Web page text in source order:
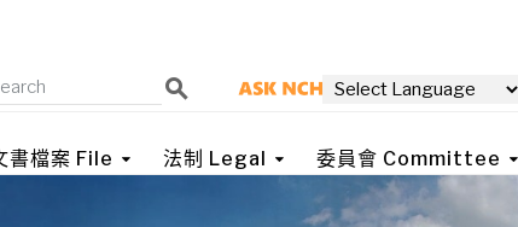
書檔案 File 法制 Legal 委員會 Committee